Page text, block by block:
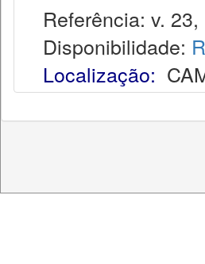
Referência: v.
Disponibilidade:
Localização: